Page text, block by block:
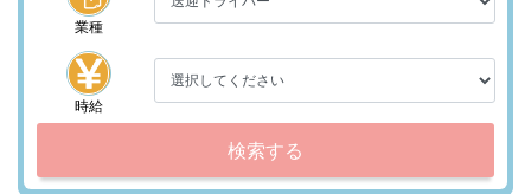
業種
時給
検索する